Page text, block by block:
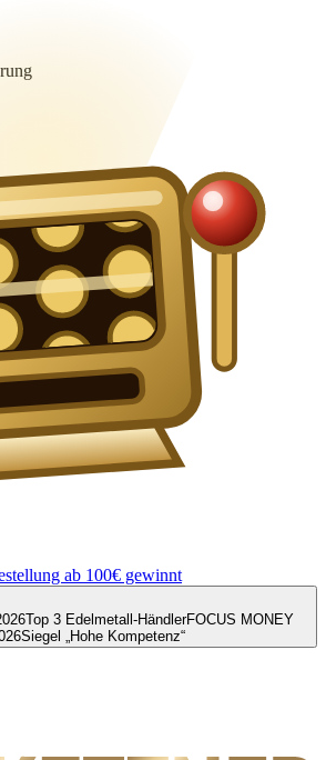
ab 100€ gewinnt
Top 3 Edelmetall-HändlerFOCUS MONEY
Siegel „Hohe Kompetenz“